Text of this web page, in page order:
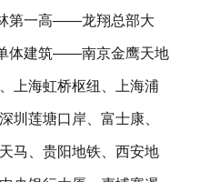
第一高——龙翔总部大
体建筑——南京金鹰天地
上海虹桥枢纽、上海浦
圳莲塘口岸、富士康、
马、贵阳地铁、西安地